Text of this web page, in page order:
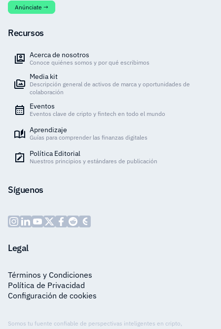
Anúnciate →
Recursos
Acerca de nosotros
Conoce quiénes somos y por qué escribimos
Media kit
Descripción general de activos de marca y oportunidades de
colaboración
Eventos
Eventos clave de cripto y fintech en todo el mundo
Aprendizaje
Guías para comprender las finanzas digitales
Política Editorial
Nuestros principios y estándares de publicación
Síguenos
Legal
Términos y Condiciones
Política de Privacidad
Configuración de cookies
Somos tu fuente confiable de perspectivas inteligentes en cripto,